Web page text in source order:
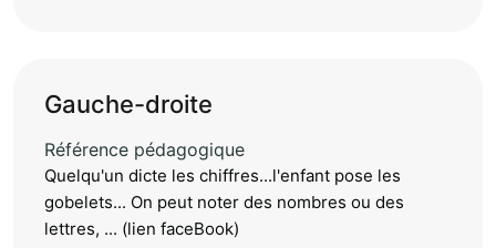
Gauche-droite
Référence pédagogique
Quelqu'un dicte les chiffres...l'enfant pose les
gobelets... On peut noter des nombres ou des
lettres, ... (lien faceBook)